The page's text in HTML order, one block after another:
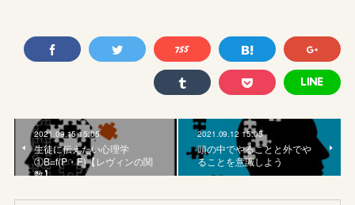
2021.09.15 15:05
生徒に伝えたい心理学
①B=f(P・E)【レヴィンの関
数】
2021.09.12 15:05
頭の中でやることと外でや
ることを意識しよう